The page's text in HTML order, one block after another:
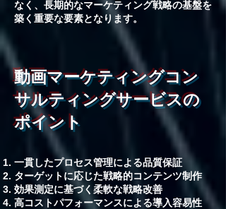
なく、長期的なマーケティング戦略の基盤を
築く重要な要素となります。
動画マーケティングコン
サルティングサービスの
ポイント
一貫したプロセス管理による品質保証
ターゲットに応じた戦略的コンテンツ制作
効果測定に基づく柔軟な戦略改善
高コストパフォーマンスによる導入容易性